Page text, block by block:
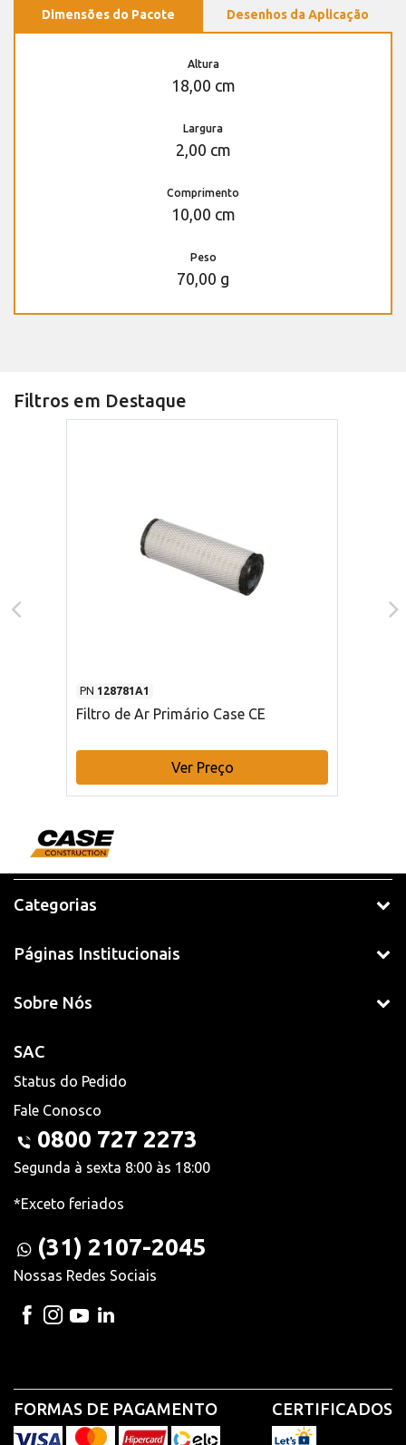
Dimensões do Pacote Desenhos da Aplicação
Altura
18,00 cm
Largura
2,00 cm
Comprimento
10,00 cm
Peso
70,00 g
Filtros em Destaque
PN 128781A1
Filtro de Ar Primário Case CE
Ver Preço
Categorias
Páginas Institucionais
Sobre Nós
SAC
Status do Pedido
Fale Conosco
0800 727 2273
Segunda à sexta 8:00 às 18:00
*Exceto feriados
(31) 2107-2045
Nossas Redes Sociais
FORMAS DE PAGAMENTO CERTIFICADOS